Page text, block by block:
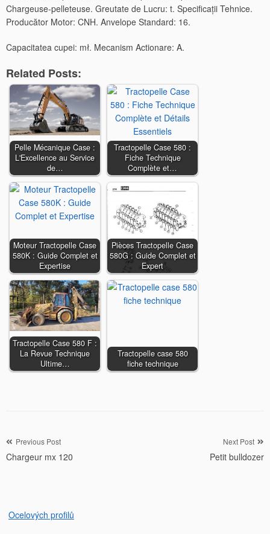
Chargeuse-pelleteuse. Greutate de Lucru: t. Specificații Tehnice.
Producător Motor: CNH. Anvelope Standard: 16.
Capacitatea cupei: mł. Mecanism Actionare: A.
Related Posts:
Pelle Mécanique Case :
L'Excellence au Service
de…
Tractopelle Case 580 :
Fiche Technique
Complète et…
Moteur Tractopelle Case
580K : Guide Complet et
Expertise
Pièces Tractopelle Case
580G : Guide Complet et
Expert
Tractopelle Case 580 F :
La Revue Technique
Ultime…
Tractopelle case 580
fiche technique
Navigation
de
Previous Post
Chargeur mx 120
Next Post
Petit bulldozer
Ocelových profilů